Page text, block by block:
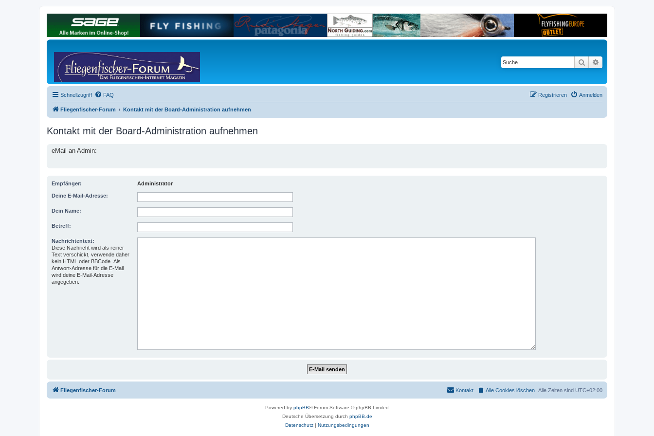
Suche
Schnellzugriff FAQ Anmelden
Registrieren
Fliegenfischer-Forum Kontakt mit der Board-Administration aufnehmen
Kontakt mit der Board-Administration aufnehmen
eMail an Admin:
Empfänger: Administrator
Deine E-Mail-Adresse:
Dein Name:
Betreff:
Nachrichtentext:
Diese Nachricht wird als reiner
Text verschickt, verwende daher
kein HTML oder BBCode. Als
Antwort-Adresse für die E-Mail
wird deine E-Mail-Adresse
angegeben.
Fliegenfischer-Forum Alle Zeiten sind UTC+02:00
Alle Cookies löschen
Kontakt
Powered by phpBB® Forum Software © phpBB Limited
Deutsche Übersetzung durch phpBB.de
Datenschutz| Nutzungsbedingungen